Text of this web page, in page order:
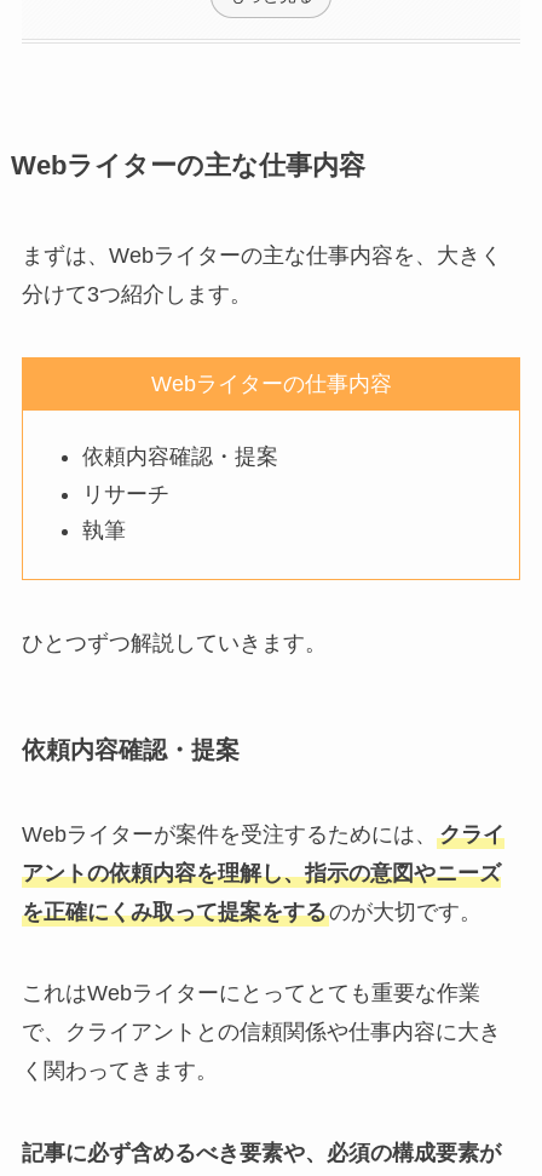
Webライターの主な仕事内容
まずは、Webライターの主な仕事内容を、大きく
分けて3つ紹介します。
Webライターの仕事内容
依頼内容確認・提案
リサーチ
執筆
ひとつずつ解説していきます。
依頼内容確認・提案
Webライターが案件を受注するためには、 クライ
アントの依頼内容を理解し、指示の意図やニーズ
を正確にくみ取って提案をするのが大切です。
これはWebライターにとってとても重要な作業
で、クライアントとの信頼関係や仕事内容に大き
く関わってきます。
記事に必ず含めるべき要素や、必須の構成要素が